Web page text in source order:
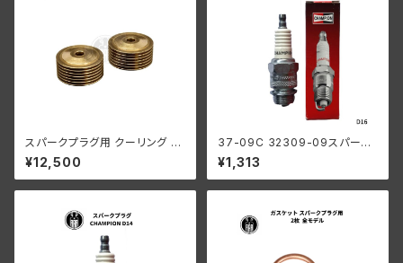
スパークプラグ用 クーリング リ
ング 2個セット ハーレーダビッド
ソン 1936-1952年 EL / 1941-
1947年 FL
¥12,500
37-09C 32309-09スパーク
プラグ チャンピオンD16 1個入
り 全モデル
¥1,313